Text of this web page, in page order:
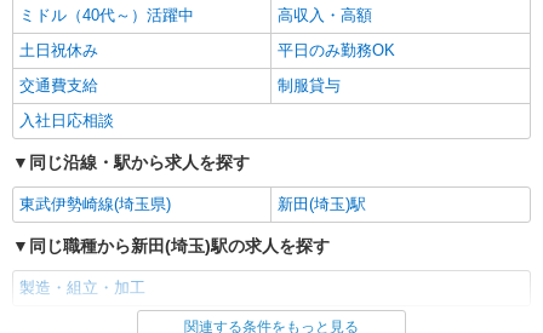
埼玉県草加市 勤務詳細：草加市 通勤方法：徒
歩/自転車/バス/電車 最寄り駅：草加駅から自転車
14分 ※自転車はレンタル可能
株式会社綜合キャリアオプション（1314VJ0805G18★5-N-T4）
電子部品のプレス加工・ラミネート・梱包/日
払いOK
時給1,300円 交通費：既定支給
ミドル（40代～）活躍中
高収入・高額
土日祝休み
平日のみ勤務OK
交通費支給
制服貸与
入社日応相談
同じ沿線・駅から求人を探す
東武伊勢崎線(埼玉県) 新田(埼玉)駅
同じ職種から新田(埼玉)駅の求人を探す
製造・組立・加工
関連する条件をもっと見る